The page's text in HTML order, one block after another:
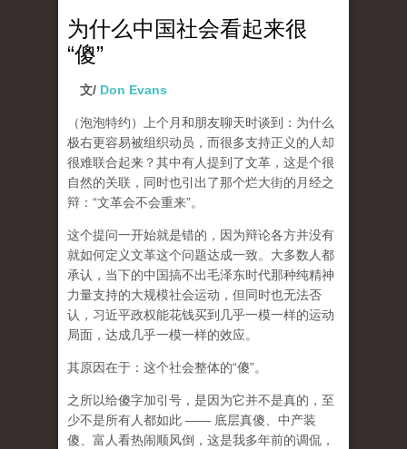
为什么中国社会看起来很
“傻”
文/ Don Evans
（泡泡特约）
上个月和朋友聊天时谈到：为什么
极右更容易被组织动员，而很多支持正义的人却
很难联合起来？其中有人提到了文革，这是个很
自然的关联，同时也引出了那个烂大街的月经之
辩：“文革会不会重来”。
这个提问一开始就是错的，因为辩论各方并没有
就如何定义文革这个问题达成一致。大多数人都
承认，当下的中国搞不出毛泽东时代那种纯精神
力量支持的大规模社会运动，但同时也无法否
认，习近平政权能花钱买到几乎一模一样的运动
局面，达成几乎一模一样的效应。
其原因在于：这个社会整体的“傻”。
之所以给傻字加引号，是因为它并不是真的，至
少不是所有人都如此 —— 底层真傻、中产装
傻、富人看热闹顺风倒，这是我多年前的调侃，